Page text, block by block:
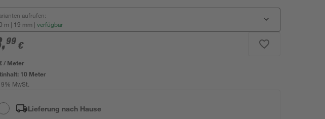
aufrufen:
m | 19 mm | verfügbar
,99 €
/ Meter
10 Meter
MwSt.
Lieferung nach Hause